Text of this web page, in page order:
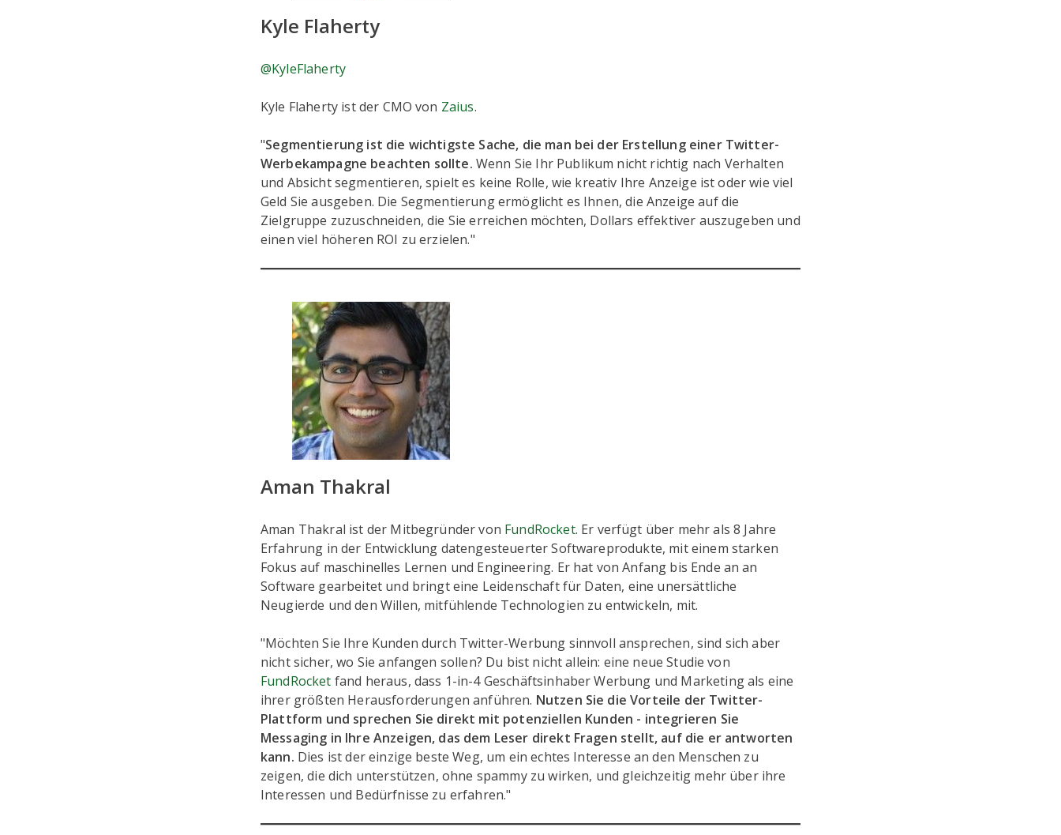
Kyle Flaherty
@KyleFlaherty
Kyle Flaherty ist der CMO von Zaius.
"Segmentierung ist die wichtigste Sache, die man bei der Erstellung einer Twitter-
Werbekampagne beachten sollte. Wenn Sie Ihr Publikum nicht richtig nach Verhalten
und Absicht segmentieren, spielt es keine Rolle, wie kreativ Ihre Anzeige ist oder wie viel
Geld Sie ausgeben. Die Segmentierung ermöglicht es Ihnen, die Anzeige auf die
Zielgruppe zuzuschneiden, die Sie erreichen möchten, Dollars effektiver auszugeben und
einen viel höheren ROI zu erzielen."
Aman Thakral
Aman Thakral ist der Mitbegründer von FundRocket. Er verfügt über mehr als 8 Jahre
Erfahrung in der Entwicklung datengesteuerter Softwareprodukte, mit einem starken
Fokus auf maschinelles Lernen und Engineering. Er hat von Anfang bis Ende an an
Software gearbeitet und bringt eine Leidenschaft für Daten, eine unersättliche
Neugierde und den Willen, mitfühlende Technologien zu entwickeln, mit.
"Möchten Sie Ihre Kunden durch Twitter-Werbung sinnvoll ansprechen, sind sich aber
nicht sicher, wo Sie anfangen sollen? Du bist nicht allein: eine neue Studie von
FundRocket fand heraus, dass 1-in-4 Geschäftsinhaber Werbung und Marketing als eine
ihrer größten Herausforderungen anführen. Nutzen Sie die Vorteile der Twitter-
Plattform und sprechen Sie direkt mit potenziellen Kunden - integrieren Sie
Messaging in Ihre Anzeigen, das dem Leser direkt Fragen stellt, auf die er antworten
kann. Dies ist der einzige beste Weg, um ein echtes Interesse an den Menschen zu
zeigen, die dich unterstützen, ohne spammy zu wirken, und gleichzeitig mehr über ihre
Interessen und Bedürfnisse zu erfahren."